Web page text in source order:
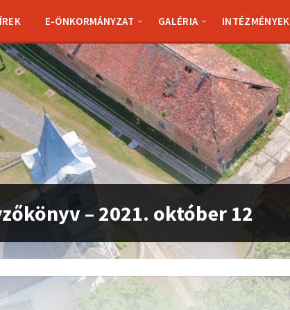
E-ÖNKORMÁNYZAT GALÉRIA INTÉZMÉNYEK
– 2021. október 12